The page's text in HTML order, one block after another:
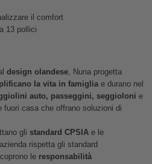
il comfort
13 pollici
design olandese, Nuna progetta
la vita in famigliae durano nel
auto, passeggini, seggioloni e
casa che offrano soluzioni di
gli standard CPSIAe le
rispetta gli standard
le responsabilità